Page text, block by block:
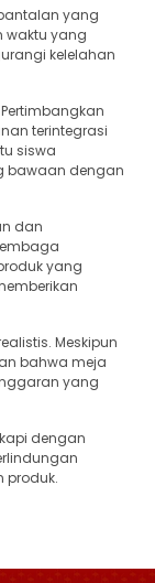
yang
waktu yang
kelelahan
Pertimbangkan
terintegrasi
siswa
bawaan dengan
dan
yang
Meskipun
bahwa meja
yang
dengan
produk.